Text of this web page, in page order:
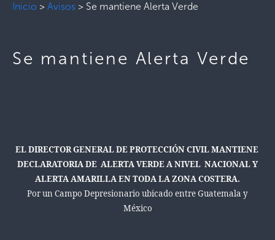
Inicio > Avisos > Se mantiene Alerta Verde
Se mantiene Alerta Verde
EL DIRECTOR GENERAL DE PROTECCIÓN CIVIL MANTIENE
DECLARATORIA DE ALERTA VERDE A NIVEL NACIONAL Y
ALERTA AMARILLA EN TODA LA ZONA COSTERA.
Por un Campo Depresionario ubicado entre Guatemala y
México